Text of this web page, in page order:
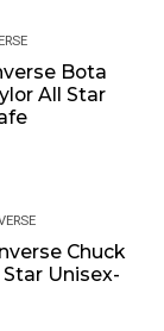
Bota
All Star
Chuck
Unisex-